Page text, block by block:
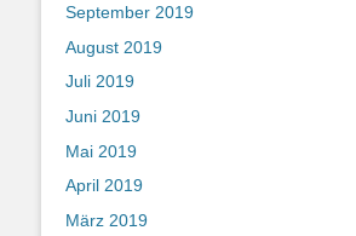
September 2019
August 2019
Juli 2019
Juni 2019
Mai 2019
April 2019
März 2019